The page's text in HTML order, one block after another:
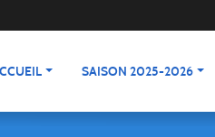
SAISON 2025-2026